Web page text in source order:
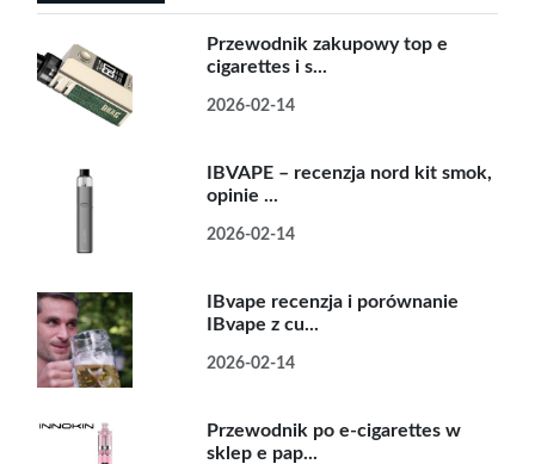
Przewodnik zakupowy top e
cigarettes i s...
2026-02-14
IBVAPE – recenzja nord kit smok,
opinie ...
2026-02-14
IBvape recenzja i porównanie
IBvape z cu...
2026-02-14
Przewodnik po e-cigarettes w
sklep e pap...